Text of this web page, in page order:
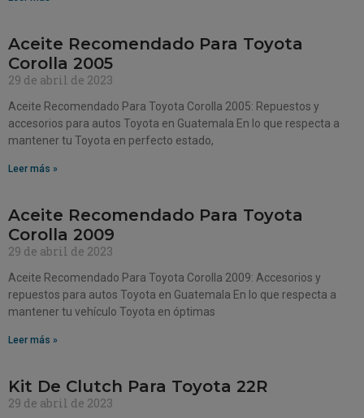
Aceite Recomendado Para Toyota
Corolla 2005
29 de abril de 2023
Aceite Recomendado Para Toyota Corolla 2005: Repuestos y
accesorios para autos Toyota en Guatemala En lo que respecta a
mantener tu Toyota en perfecto estado,
Leer más »
Aceite Recomendado Para Toyota
Corolla 2009
29 de abril de 2023
Aceite Recomendado Para Toyota Corolla 2009: Accesorios y
repuestos para autos Toyota en Guatemala En lo que respecta a
mantener tu vehículo Toyota en óptimas
Leer más »
Kit De Clutch Para Toyota 22R
29 de abril de 2023